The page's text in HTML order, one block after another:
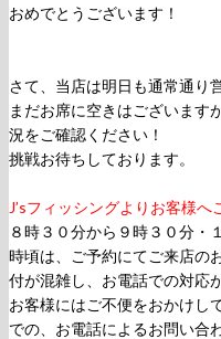
おめでとうございます！
さて、当店は明日も通常通り
まだお席に空きはございます
況をご確認ください！
挑戦お待ちしております。
J’sフィッシングよりお客様へ
８時３０分から９時３０分・
時頃は、ご予約にてご来店の
付が混雑し、お電話での対応
お客様にはご不便をおかけし
での、お電話によるお問い合